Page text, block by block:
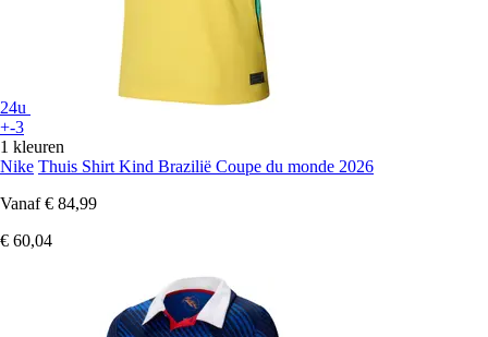
24u
+-3
1 kleuren
Nike Thuis Shirt Kind Brazilië Coupe du monde 2026
Vanaf € 84,99
€ 60,04